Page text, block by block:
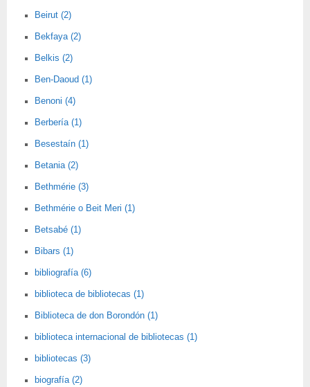
Beirut (2)
Bekfaya (2)
Belkis (2)
Ben-Daoud (1)
Benoni (4)
Berbería (1)
Besestaín (1)
Betania (2)
Bethmérie (3)
Bethmérie o Beit Meri (1)
Betsabé (1)
Bibars (1)
bibliografía (6)
biblioteca de bibliotecas (1)
Biblioteca de don Borondón (1)
biblioteca internacional de bibliotecas (1)
bibliotecas (3)
biografía (2)